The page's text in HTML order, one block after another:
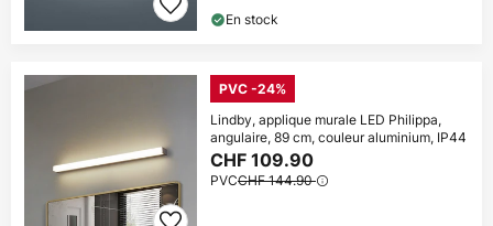
En stock
PVC -24%
Lindby, applique murale LED Philippa,
angulaire, 89 cm, couleur aluminium, IP44
CHF 109.90
PVCCHF 144.90